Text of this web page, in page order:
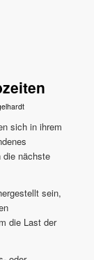
sich in ihrem
die nächste
sein,
die Last der